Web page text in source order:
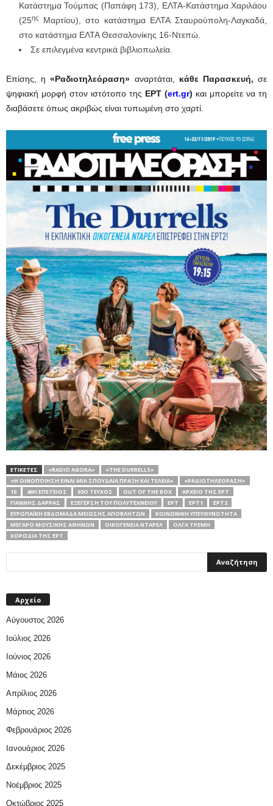
Κατάστημα Τούμπας (Παπάφη 173), ΕΛΤΑ-Κατάστημα Χαριλάου
(25ης
Μαρτίου), στο κατάστημα ΕΛΤΑ Σταυρούπολη-Λαγκαδά,
στο κατάστημα ΕΛΤΑ Θεσσαλονίκης 16-Ντεπώ.
Σε επιλεγμένα κεντρικά βιβλιοπωλεία.
Επίσης, η«Ραδιοτηλεόραση» αναρτάται, κάθε Παρασκευή, σε
ψηφιακή μορφή στον ιστότοπο της ΕΡΤ (ert.gr) και μπορείτε να τη
διαβάσετε όπως ακριβώς είναι τυπωμένη στο χαρτί.
ΕΤΙΚΕΤΕΣ «RADIO AGORA»
«THE DURRELLS»
«Η ΟΙΝΟΠΟΊΗΣΗ ΕΊΝΑΙ ΜΙΑ ΣΠΟΥΔΑΊΑ ΠΡΆΞΗ ΚΑΙ ΤΕΛΕΊΑ»
«ΡΑΔΙΟΤΗΛΕΌΡΑΣΗ»
10
46Η ΕΠΈΤΕΙΟΣ 93Ο ΤΕΎΧΟΣ OUT OF THE BOX
ΑΡΧΕΙΟ ΤΗΣ ΕΡΤ
ΓΙΆΝΝΗΣ ΔΆΡΡΑΣ
ΕΞΈΓΕΡΣΗ ΤΟΥ ΠΟΛΥΤΕΧΝΕΊΟΥ ΕΡΤ ΕΡΤ1
ΕΡΤ2
ΕΥΡΩΠΑΪΚΉ ΕΒΔΟΜΆΔΑ ΜΕΊΩΣΗΣ ΑΠΟΒΛΉΤΩΝ
ΚΟΙΝΩΝΙΚΉ ΥΠΕΥΘΥΝΌΤΗΤΑ
ΜΈΓΑΡΟ ΜΟΥΣΙΚΉΣ ΑΘΗΝΏΝ
ΟΙΚΟΓΈΝΕΙΑ ΝΤΆΡΕΛ
ΌΛΓΑ ΤΡΈΜΗ
ΧΟΡΩΔΊΑ ΤΗΣ ΕΡΤ
Αρχείο
Αύγουστος 2026
Ιούλιος 2026
Ιούνιος 2026
Μάιος 2026
Απρίλιος 2026
Μάρτιος 2026
Φεβρουάριος 2026
Ιανουάριος 2026
Δεκέμβριος 2025
Νοέμβριος 2025
Οκτώβριος 2025